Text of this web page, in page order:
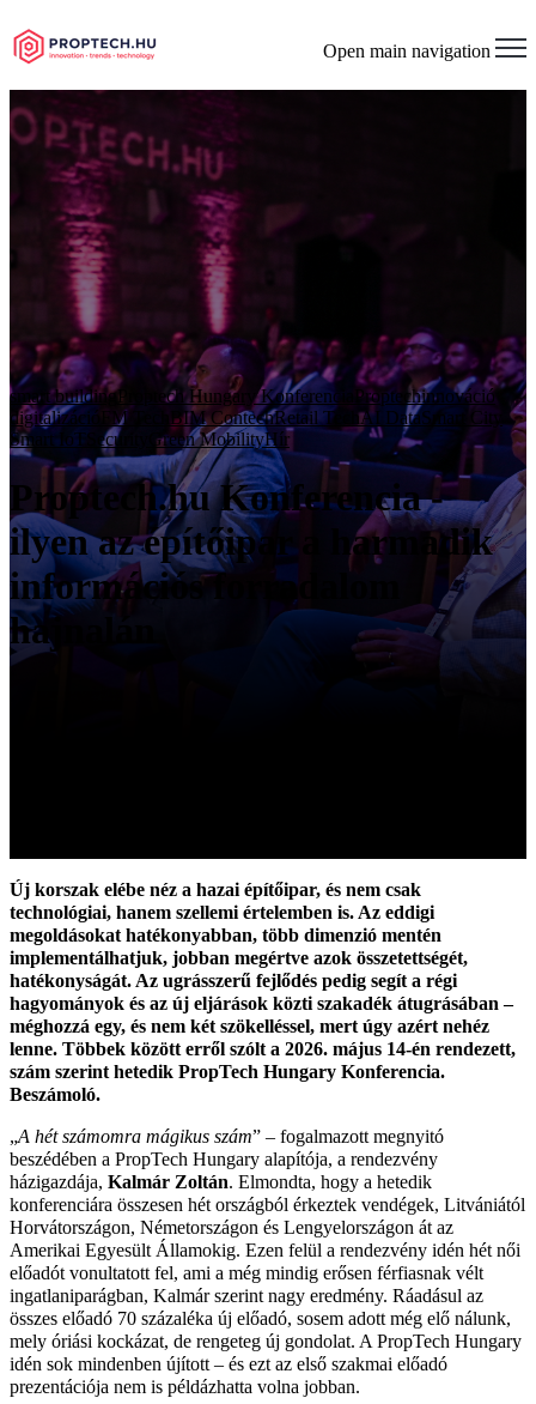
Open main navigation
smart buildingProptech Hungary Konferencia Proptechinnováció
digitalizáció
FM Tech BIM ContechRetail TechAI DataSmart City
Smart IoTSecurity Green MobilityHír
Proptech.hu Konferencia -
ilyen az építőipar a harmadik
információs forradalom
hajnalán
Új korszak elébe néz a hazai építőipar, és nem csak
technológiai, hanem szellemi értelemben is. Az eddigi
megoldásokat hatékonyabban, több dimenzió mentén
implementálhatjuk, jobban megértve azok összetettségét,
hatékonyságát. Az ugrásszerű fejlődés pedig segít a régi
hagyományok és az új eljárások közti szakadék átugrásában –
méghozzá egy, és nem két szökelléssel, mert úgy azért nehéz
lenne. Többek között erről szólt a 2026. május 14-én rendezett,
szám szerint hetedik PropTech Hungary Konferencia.
Beszámoló.
„A hét számomra mágikus szám” – fogalmazott megnyitó
beszédében a PropTech Hungary alapítója, a rendezvény
házigazdája, Kalmár Zoltán. Elmondta, hogy a hetedik
konferenciára összesen hét országból érkeztek vendégek, Litvániától
Horvátországon, Németországon és Lengyelországon át az
Amerikai Egyesült Államokig. Ezen felül a rendezvény idén hét női
előadót vonultatott fel, ami a még mindig erősen férfiasnak vélt
ingatlaniparágban, Kalmár szerint nagy eredmény. Ráadásul az
összes előadó 70 százaléka új előadó, sosem adott még elő nálunk,
mely óriási kockázat, de rengeteg új gondolat. A PropTech Hungary
idén sok mindenben újított – és ezt az első szakmai előadó
prezentációja nem is példázhatta volna jobban.